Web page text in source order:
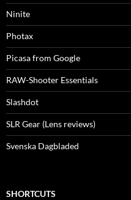
Ninite
Photax
Picasa from Google
RAW-Shooter Essentials
Slashdot
SLR Gear (Lens reviews)
Svenska Dagbladed
SHORTCUTS